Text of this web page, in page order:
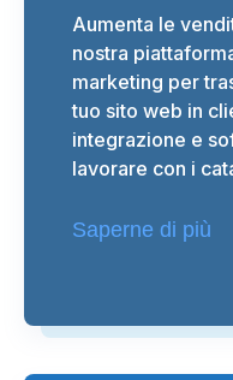
Aumenta le
nostra
marketing per
tuo sito web in
integrazione e
lavorare con i
Saperne di più